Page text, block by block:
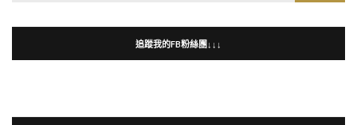
追蹤我的FB粉絲團↓↓↓